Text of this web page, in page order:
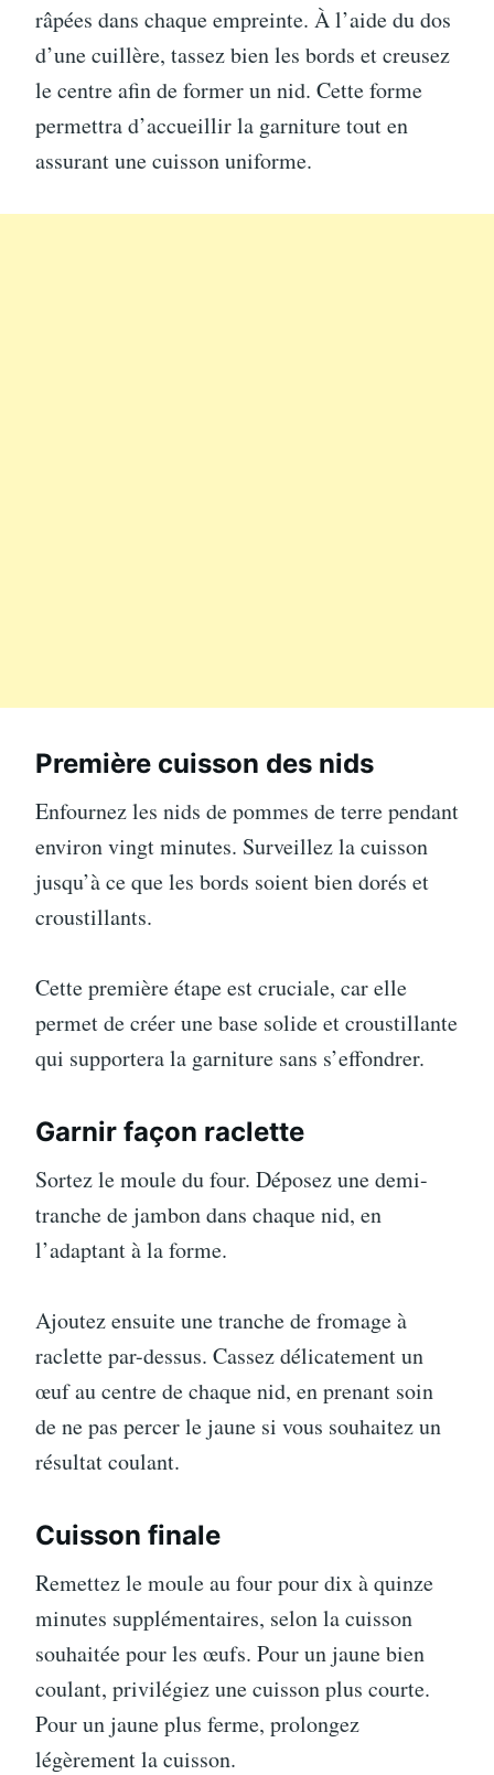
râpées dans chaque empreinte. À l’aide du dos
d’une cuillère, tassez bien les bords et creusez
le centre afin de former un nid. Cette forme
permettra d’accueillir la garniture tout en
assurant une cuisson uniforme.
Première cuisson des nids
Enfournez les nids de pommes de terre pendant
environ vingt minutes. Surveillez la cuisson
jusqu’à ce que les bords soient bien dorés et
croustillants.
Cette première étape est cruciale, car elle
permet de créer une base solide et croustillante
qui supportera la garniture sans s’effondrer.
Garnir façon raclette
Sortez le moule du four. Déposez une demi-
tranche de jambon dans chaque nid, en
l’adaptant à la forme.
Ajoutez ensuite une tranche de fromage à
raclette par-dessus. Cassez délicatement un
œuf au centre de chaque nid, en prenant soin
de ne pas percer le jaune si vous souhaitez un
résultat coulant.
Cuisson finale
Remettez le moule au four pour dix à quinze
minutes supplémentaires, selon la cuisson
souhaitée pour les œufs. Pour un jaune bien
coulant, privilégiez une cuisson plus courte.
Pour un jaune plus ferme, prolongez
légèrement la cuisson.